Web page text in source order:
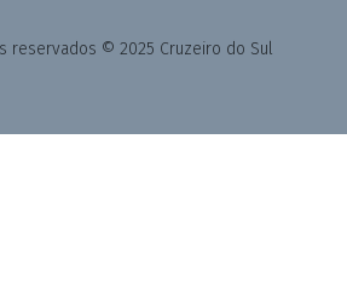
reservados © 2025 Cruzeiro do Sul